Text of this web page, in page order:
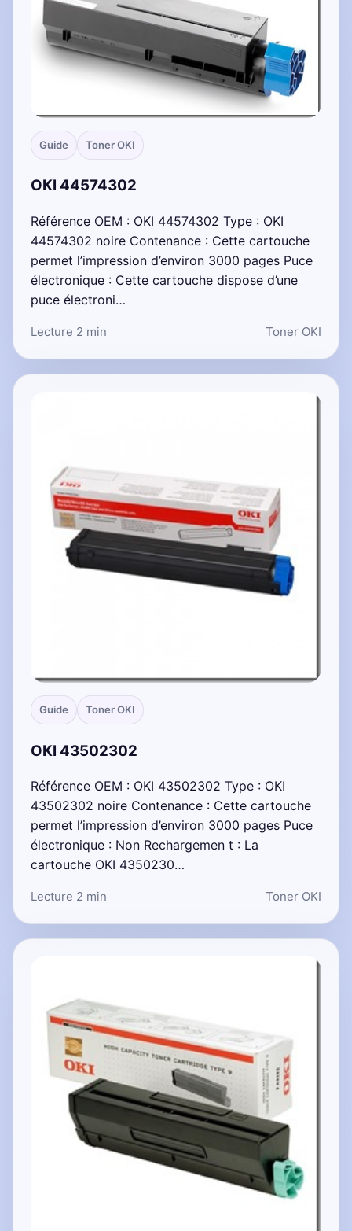
Guide Toner OKI
OKI 44574302
Référence OEM : OKI 44574302 Type : OKI
44574302 noire Contenance : Cette cartouche
permet l’impression d’environ 3000 pages Puce
électronique : Cette cartouche dispose d’une
puce électroni…
Lecture 2 min Toner OKI
Guide Toner OKI
OKI 43502302
Référence OEM : OKI 43502302 Type : OKI
43502302 noire Contenance : Cette cartouche
permet l’impression d’environ 3000 pages Puce
électronique : Non Rechargemen t : La
cartouche OKI 4350230…
Lecture 2 min Toner OKI